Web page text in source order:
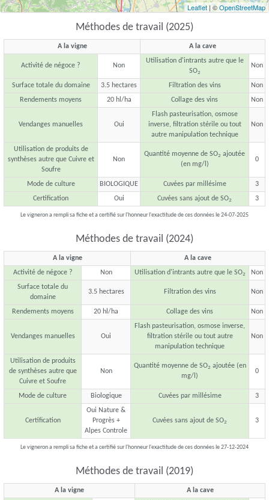
Leaflet | ©OpenStreetMap
Méthodes de travail (2025)
A la vigne A la cave
Activité de négoce ? Non
Utilisation d'intrants autre que le
SO2
Non
Surface totale du domaine 3.5 hectares Filtration des vins
Non
Rendements moyens
20 hl/ha Collage des vins Non
Vendanges manuelles Oui
Flash pasteurisation, osmose
inverse, filtration stérile ou tout
autre manipulation technique
Non
Utilisation de produits de
synthèses autre que Cuivre et
Soufre
Non
Quantité moyenne de SO2 ajoutée
(en mg/l)
0
Mode de culture BIOLOGIQUE Cuvées par millésime
3
Certification
Oui Cuvées sans ajout de SO2 3
Le vigneron a rempli sa fiche et a certifié sur l'honneur l'exactitude de ces données le 24-07-2025
Méthodes de travail (2024)
A la vigne
A la cave
Activité de négoce ?
Non Utilisation d'intrants autre que le SO2
Non
Surface totale du
domaine
3.5 hectares Filtration des vins Non
Rendements moyens 20 hl/ha Collage des vins Non
Vendanges manuelles Oui
Flash pasteurisation, osmose inverse,
filtration stérile ou tout autre
manipulation technique
Non
Utilisation de produits
de synthèses autre que
Cuivre et Soufre
Non
Quantité moyenne de SO2 ajoutée (en
mg/l)
0
Mode de culture Biologique Cuvées par millésime 3
Certification
Oui Nature &
Progrès +
Alpes Controle
Cuvées sans ajout de SO2 3
Le vigneron a rempli sa fiche et a certifié sur l'honneur l'exactitude de ces données le 27-12-2024
Méthodes de travail (2019)
A la vigne A la cave